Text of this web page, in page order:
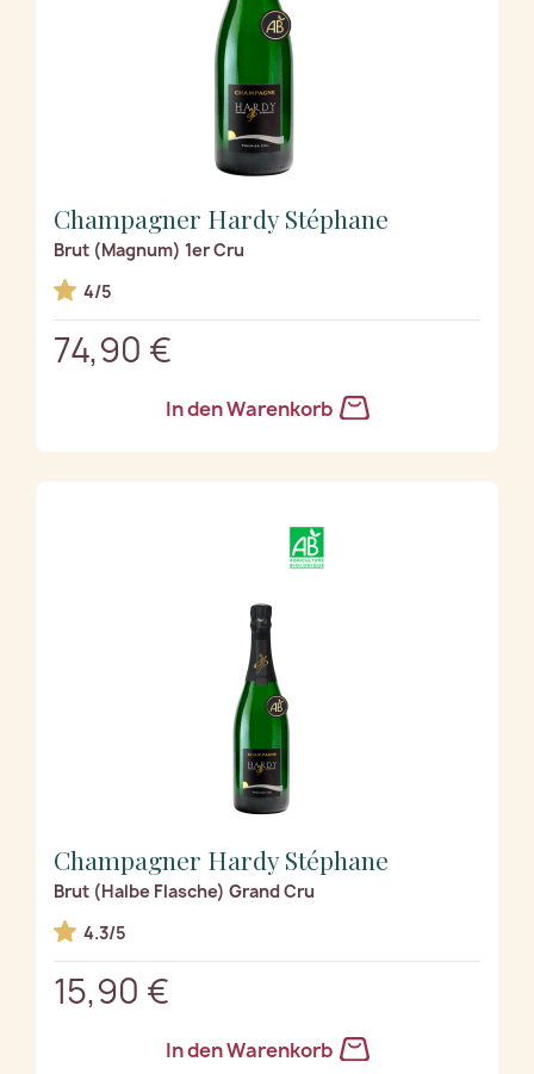
Champagner Hardy Stéphane
Brut (Magnum) 1er Cru
4/5
74,90 €
In den Warenkorb
Champagner Hardy Stéphane
Brut (Halbe Flasche) Grand Cru
4.3/5
15,90 €
In den Warenkorb